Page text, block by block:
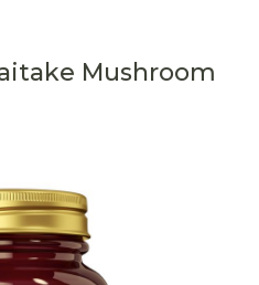
Mushroom